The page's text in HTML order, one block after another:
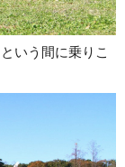
いう間に乗りこ